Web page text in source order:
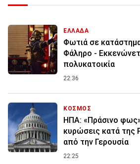
ΕΛΛΑΔΑ
Φωτιά σε
Φάληρο -
πολυκατοικία
22:36
ΚΟΣΜΟΣ
ΗΠΑ: «Πράσινο φως»
κυρώσεις κατά της
από την Γερουσία
22:25